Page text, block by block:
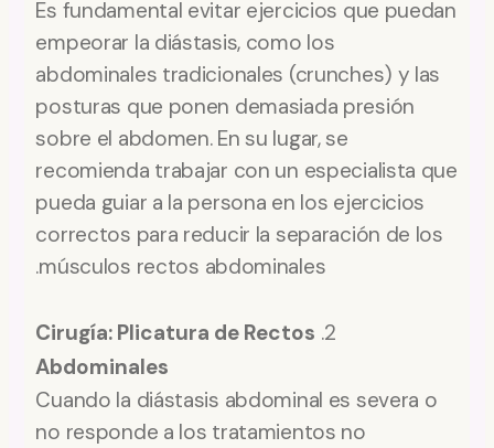
Es fundamental evitar ejercicios que puedan
empeorar la diástasis, como los
abdominales tradicionales (crunches) y las
posturas que ponen demasiada presión
sobre el abdomen. En su lugar, se
recomienda trabajar con un especialista que
pueda guiar a la persona en los ejercicios
correctos para reducir la separación de los
músculos rectos abdominales.
2.
Cirugía: Plicatura de Rectos
Abdominales
Cuando la diástasis abdominal es severa o
no responde a los tratamientos no